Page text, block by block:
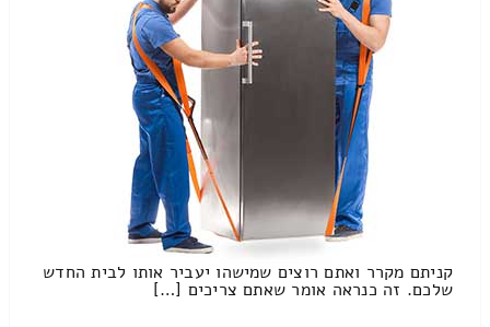
קניתם מקרר ואתם רוצים שמישהו יעביר אותו לבית החדש
שלכם. זה כנראה אומר שאתם צריכים […]